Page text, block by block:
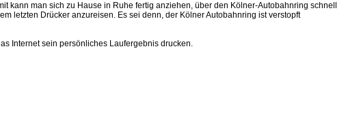
kann man sich zu Hause in Ruhe fertig anziehen, über den Kölner-Autobahnring schnell
letzten Drücker anzureisen. Es sei denn, der Kölner Autobahnring ist verstopft
Internet sein persönliches Laufergebnis drucken.